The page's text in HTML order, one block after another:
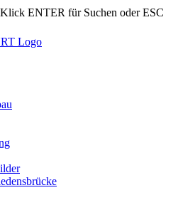
Klick ENTER für Suchen oder ESC